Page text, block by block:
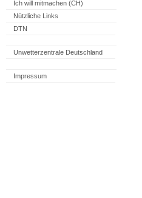
Ich will mitmachen (CH)
Nützliche Links
DTN
Unwetterzentrale Deutschland
Impressum